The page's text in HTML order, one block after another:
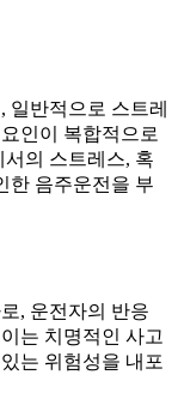
일반적으로 스트레
인이 복합적으로
의 스트레스, 혹
한 음주운전을 부
, 운전자의 반응
는 치명적인 사고
는 위험성을 내포